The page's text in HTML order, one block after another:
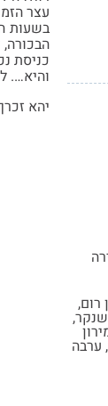
רום,
שנקר,
, ערבה
עצר
בשעות
כניסת
והיא….
יהא